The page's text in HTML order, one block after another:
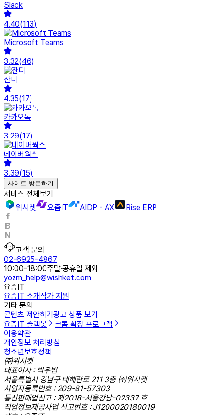
Slack
4.40(113)
Microsoft Teams
3.32(46)
잔디
4.35(17)
카카오톡
3.29(17)
네이버웍스
3.39(15)
사이트 방문하기
서비스 전체보기
위시켓
요즘IT AIDP - AX Rise ERP
고객 문의
02-6925-4867
10:00-18:00주말·공휴일 제외
yozm_help@wishket.com
요즘IT
요즘IT 소개작가 지원
기타 문의
콘텐츠 제안하기광고 상품 보기
요즘IT 슬랙봇
크롬 확장 프로그램
이용약관
개인정보 처리방침
청소년보호정책
㈜위시켓
대표이사 : 박우범
서울특별시 강남구 테헤란로 211 3층 ㈜위시켓
사업자등록번호 : 209-81-57303
통신판매업신고 : 제2018-서울강남-02337 호
직업정보제공사업 신고번호 : J1200020180019